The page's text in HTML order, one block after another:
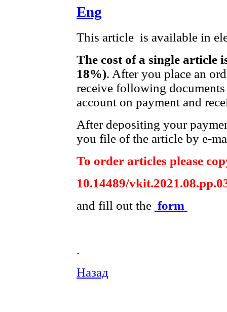
Eng
This article is available in
The cost of a single article
18%). After you place an
receive following
account on payment and
After depositing your
you file of the article by e-
To order articles please
10.14489/
and fill out the form
.
Назад